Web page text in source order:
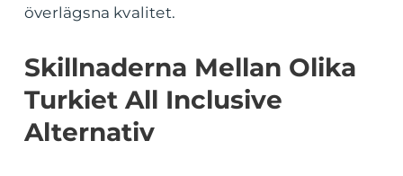
överlägsna kvalitet.
Skillnaderna Mellan Olika
Turkiet All Inclusive
Alternativ